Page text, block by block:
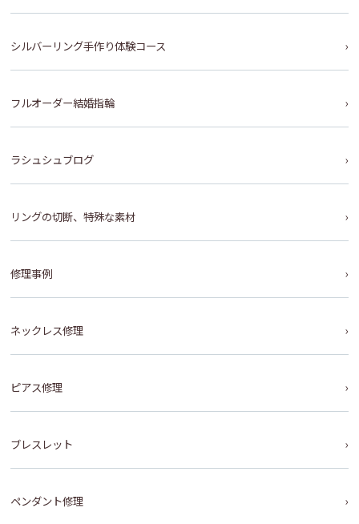
シルバーリング手作り体験コース
フルオーダー結婚指輪
ラシュシュブログ
リングの切断、特殊な素材
修理事例
ネックレス修理
ピアス修理
ブレスレット
ペンダント修理